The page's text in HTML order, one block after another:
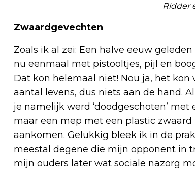
Ridder
Zwaardgevechten
Zoals ik al zei: Een halve eeuw
nu eenmaal met pistooltjes, pijl en
Dat kon helemaal niet! Nou ja, het
aantal levens, dus niets aan de hand.
je namelijk werd ‘doodgeschoten’
maar een mep met een plastic
aankomen. Gelukkig bleek ik in de
meestal degene die mijn opponent in
mijn ouders later wat sociale nazorg